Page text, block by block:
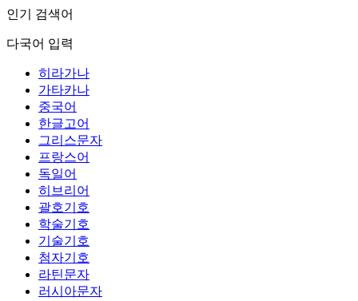
인기 검색어
다국어 입력
히라가나
가타카나
중국어
한글고어
그리스문자
프랑스어
독일어
히브리어
괄호기호
학술기호
기술기호
첨자기호
라틴문자
러시아문자